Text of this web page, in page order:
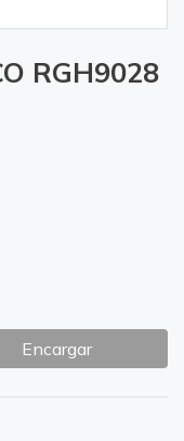
RGH9028
Encargar